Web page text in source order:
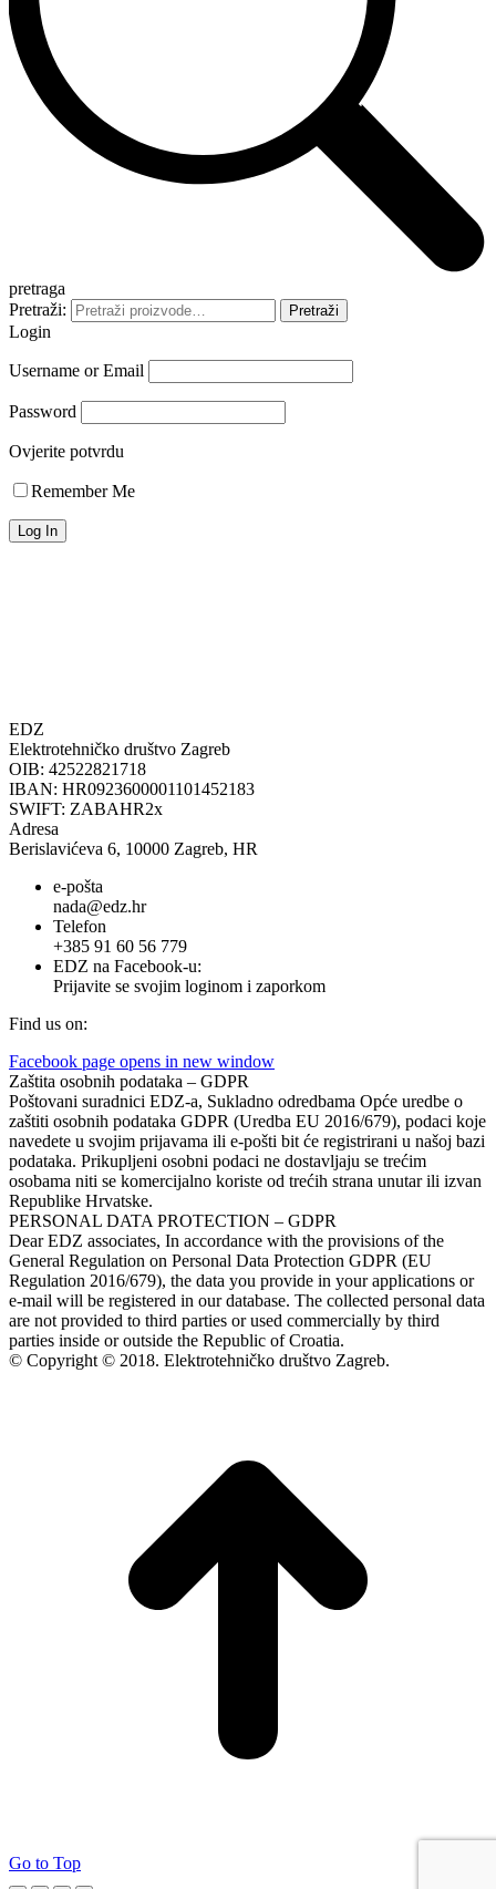
pretraga
Pretraži:
Pretraži
Login
Username or Email
Password
Ovjerite potvrdu
Remember Me
EDZ
Elektrotehničko društvo Zagreb
OIB: 42522821718
IBAN: HR0923600001101452183
SWIFT: ZABAHR2x
Adresa
Berislavićeva 6, 10000 Zagreb, HR
e-pošta
nada@edz.hr
Telefon
+385 91 60 56 779
EDZ na Facebook-u:
Prijavite se svojim loginom i zaporkom
Find us on:
Facebook page opens in new window
Zaštita osobnih podataka – GDPR
Poštovani suradnici EDZ-a, Sukladno odredbama Opće uredbe o
zaštiti osobnih podataka GDPR (Uredba EU 2016/679), podaci koje
navedete u svojim prijavama ili e-pošti bit će registrirani u našoj bazi
podataka. Prikupljeni osobni podaci ne dostavljaju se trećim
osobama niti se komercijalno koriste od trećih strana unutar ili izvan
Republike Hrvatske.
PERSONAL DATA PROTECTION – GDPR
Dear EDZ associates, In accordance with the provisions of the
General Regulation on Personal Data Protection GDPR (EU
Regulation 2016/679), the data you provide in your applications or
e-mail will be registered in our database. The collected personal data
are not provided to third parties or used commercially by third
parties inside or outside the Republic of Croatia.
© Copyright © 2018. Elektrotehničko društvo Zagreb.
Go to Top